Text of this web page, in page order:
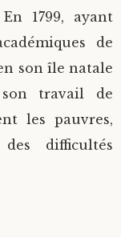
1799, ayant
de
son île natale
travail de
les pauvres,
difficultés